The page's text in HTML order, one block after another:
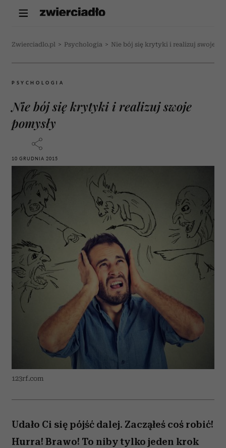
Zwierciadlo.pl > Psychologia > Nie bój się krytyki i realizuj swoje
PSYCHOLOGIA
Nie bój się krytyki i realizuj swoje
pomysły
10 GRUDNIA 2015
123rf.com
Udało Ci się pójść dalej. Zacząłeś coś robić!
Hurra! Brawo! To niby tylko jeden krok